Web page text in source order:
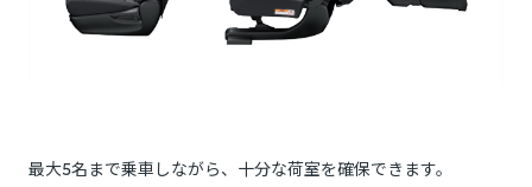
最大5名まで乗車しながら、十分な荷室を確保できます。